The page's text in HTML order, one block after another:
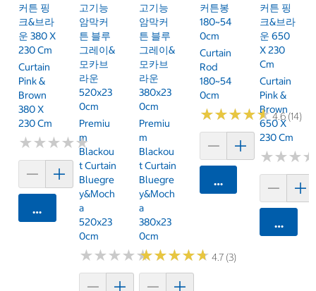
커튼 핑
크&브라
운 380 X
230 Cm
Curtain
Pink &
Brown
380 X
230 Cm
★★★★★
★★★★★
카트에 담기
고기능
암막커
튼 블루
그레이&
모카브
라운
520x23
0cm
Premiu
M
Blackou
T Curtain
Bluegre
Y&Moch
A
520x23
0cm
★★★★★
★★★★★
고기능
암막커
튼 블루
그레이&
모카브
라운
380x23
0cm
Premiu
M
Blackou
T Curtain
Bluegre
Y&Moch
A
380x23
0cm
★★★★★
★★★★★ 4.7 (3)
커튼봉
180~54
0cm
Curtain
Rod
180~54
0cm
★★★★★
★★★★★4.6 (14)
카트에 담기
커튼 핑
크&브라
운 650
X 230
Cm
Curtain
Pink &
Brown
650 X
230 Cm
★★★
★★★
카트에